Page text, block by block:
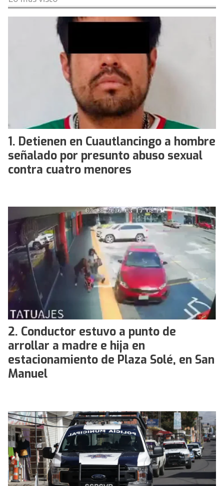
Detienen en Cuautlancingo a hombre
señalado por presunto abuso sexual
contra cuatro menores
Conductor estuvo a punto de
arrollar a madre e hija en
estacionamiento de Plaza Solé, en San
Manuel